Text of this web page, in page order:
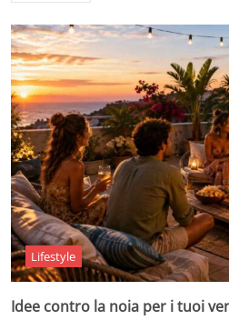
Lifestyle
Idee contro la noia per i tuoi